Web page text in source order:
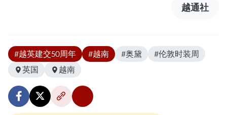
越通社
#越英建交50周年 #越南 #奥黛
#伦敦时装周
英国
越南